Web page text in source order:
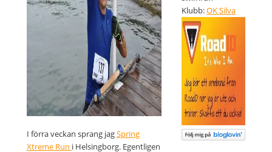
I förra veckan sprang jagSpring
Xtreme Run i Helsingborg. Egentligen
Klubb:OK Silva